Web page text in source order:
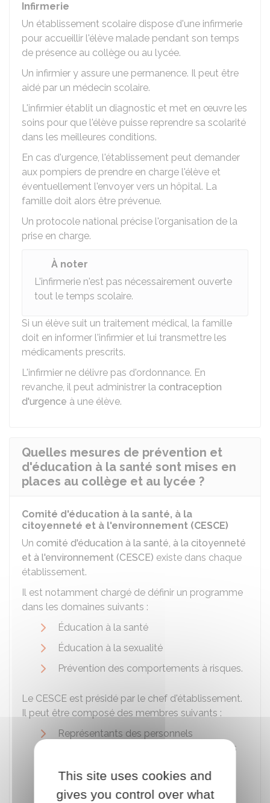
Infirmerie
Un établissement scolaire dispose d'une infirmerie
pour accueillir l'élève malade pendant son temps
de présence au collège ou au lycée.
Un infirmier y assure une permanence. Il peut être
aidé par un médecin scolaire.
L'infirmier établit un diagnostic et met en œuvre les
soins pour que l'élève puisse reprendre sa scolarité
dans les meilleures conditions.
En cas d'urgence, l'établissement peut demander
aux pompiers de prendre en charge l'élève et
éventuellement l'envoyer vers un hôpital. La
famille doit alors être prévenue.
Un protocole national précise l'organisation de la
prise en charge.
À noter
L'infirmerie n'est pas nécessairement ouverte
tout le temps scolaire.
Si un élève suit un traitement médical, la famille
doit en informer l'infirmier et lui transmettre les
médicaments prescrits.
L'infirmier ne délivre pas d'ordonnance. En
revanche, il peut administrer la contraception
d'urgence à une élève.
Quelles mesures de prévention et
d'éducation à la santé sont mises en
places au collège et au lycée ?
Comité d'éducation à la santé, à la
citoyenneté et à l'environnement (CESCE)
Un comité d'éducation à la santé, à la citoyenneté
et à l'environnement (CESCE) existe dans chaque
établissement.
Il est notamment chargé de définir un programme
dans les domaines suivants :
Éducation à la santé
Éducation à la sexualité
Prévention des comportements à risques.
Le CESCE est présidé par le chef d'établissement.
Il peut être composé des membres suivants :
Représentants des personnels
enseignants, des parents d'élèves et des
d'établissement sur proposition des
membres duconseil d'administration
This site uses cookies and
gives you control over what